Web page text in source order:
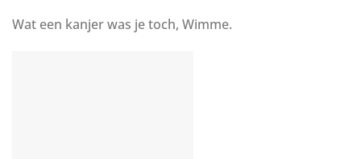
Wat een kanjer was je toch, Wimme.